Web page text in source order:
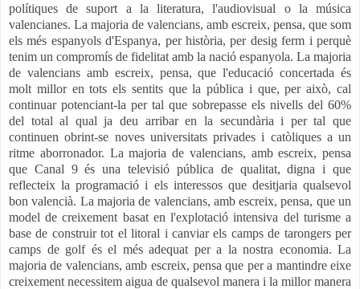
polítiques de suport a la literatura, l'audiovisual o la música
valencianes. La majoria de valencians, amb escreix, pensa, que som
els més espanyols d'Espanya, per història, per desig ferm i perquè
tenim un compromís de fidelitat amb la nació espanyola. La majoria
de valencians amb escreix, pensa, que l'educació concertada és
molt millor en tots els sentits que la pública i que, per això, cal
continuar potenciant-la per tal que sobrepasse els nivells del 60%
del total al qual ja deu arribar en la secundària i per tal que
continuen obrint-se noves universitats privades i catòliques a un
ritme aborronador. La majoria de valencians, amb escreix, pensa
que Canal 9 és una televisió pública de qualitat, digna i que
reflecteix la programació i els interessos que desitjaria qualsevol
bon valencià. La majoria de valencians, amb escreix, pensa, que un
model de creixement basat en l'explotació intensiva del turisme a
base de construir tot el litoral i canviar els camps de tarongers per
camps de golf és el més adequat per a la nostra economia. La
majoria de valencians, amb escreix, pensa que per a mantindre eixe
creixement necessitem aigua de qualsevol manera i la millor manera